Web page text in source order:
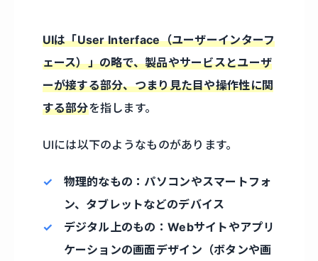
UIは「User Interface（ユーザーインターフ
ェース）」の略で、製品やサービスとユーザ
ーが接する部分、つまり見た目や操作性に関
する部分を指します。
UIには以下のようなものがあります。
物理的なもの：パソコンやスマートフォ
ン、タブレットなどのデバイス
デジタル上のもの：Webサイトやアプリ
ケーションの画面デザイン（ボタンや画